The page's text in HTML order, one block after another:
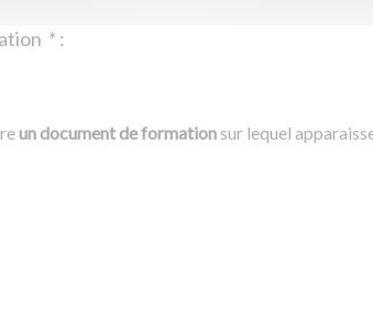
* :
un document de formation sur lequel